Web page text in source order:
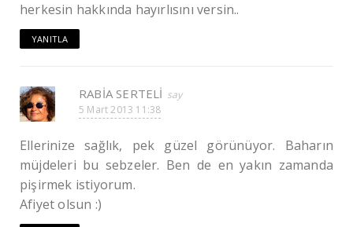
herkesin hakkında hayırlısını versin..
YANITLA
RABİA SERTELİ
5 Mart 2013 11:38
Ellerinize sağlık, pek güzel görünüyor. Baharın
müjdeleri bu sebzeler. Ben de en yakın zamanda
pişirmek istiyorum.
Afiyet olsun :)